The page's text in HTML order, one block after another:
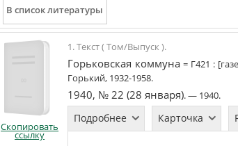
Скопировать
ссылку
1. Текст ( Том/Выпуск ).
Горьковская коммуна = Г421 :
Горький,1932-1958.
1940, № 22 (28 января). —1940.
Подробнее Карточка